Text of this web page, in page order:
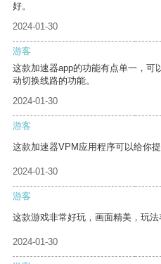
好。
2024-01-30
游客
这款加速器app的功能有点单一，可
动切换线路的功能。
2024-01-30
游客
这款加速器VPM应用程序可以给你
2024-01-30
游客
这款游戏非常好玩，画面精美，玩法
2024-01-30